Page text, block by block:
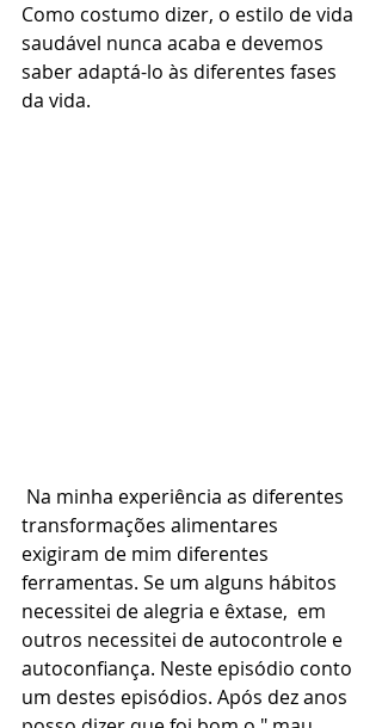
Como costumo dizer, o estilo de vida
saudável nunca acaba e devemos
saber adaptá-lo às diferentes fases
da vida.
transformações alimentares
exigiram de mim diferentes
ferramentas. Se um alguns hábitos
necessitei de alegria e êxtase,  em
outros necessitei de autocontrole e
autoconfiança. Neste episódio conto
um destes episódios. Após dez anos